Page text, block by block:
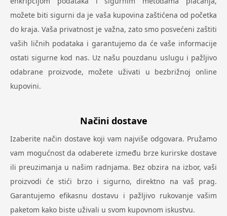
možete biti sigurni da je vaša kupovina zaštićena od početka
do kraja. Vaša privatnost je važna, zato smo posvećeni zaštiti
vaših ličnih podataka i garantujemo da će vaše informacije
ostati sigurne kod nas. Uz našu pouzdanu uslugu i pažljivo
odabrane proizvode, možete uživati u bezbrižnoj online
kupovini.
Načini dostave
Izaberite način dostave koji vam najviše odgovara. Pružamo
vam mogućnost da odaberete između brze kurirske dostave
ili preuzimanja u našim radnjama. Bez obzira na izbor, vaši
proizvodi će stići brzo i sigurno, direktno na vaš prag.
Garantujemo efikasnu dostavu i pažljivo rukovanje vašim
paketom kako biste uživali u svom kupovnom iskustvu.